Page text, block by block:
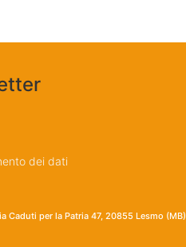
dei dati
Caduti per la Patria 47, 20855 Lesmo (MB)